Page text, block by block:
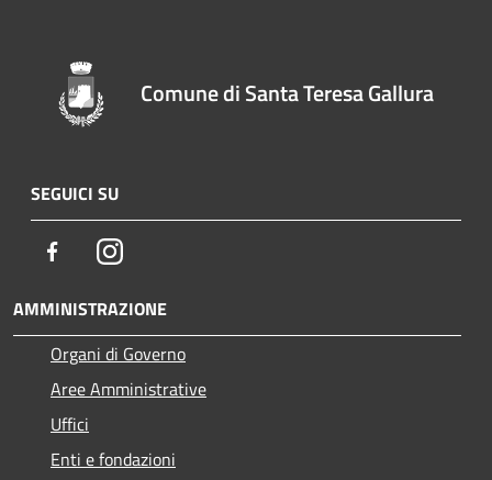
Comune di Santa Teresa Gallura
SEGUICI SU
FacebookInstagram
AMMINISTRAZIONE
Organi di Governo
Aree Amministrative
Uffici
Enti e fondazioni